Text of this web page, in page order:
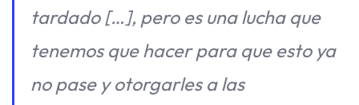
tardado […], pero es una lucha que
tenemos que hacer para que esto ya
no pase y otorgarles a las